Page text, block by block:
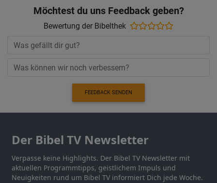
Möchtest du uns Feedback geben?
Bewertung der Bibelthek
FEEDBACK SENDEN
Der Bibel TV Newsletter
Verpasse keine Highlights. Der Bibel TV Newsletter mit
aktuellen Programmtipps, geistlichem Impuls und
Neuigkeiten rund um Bibel TV informiert Dich jede Woche.